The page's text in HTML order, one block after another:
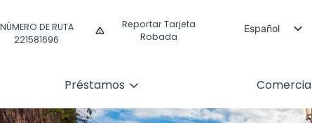
NÚMERO DE RUTA
221581696
Reportar Tarjeta
Robada
Español
Préstamos